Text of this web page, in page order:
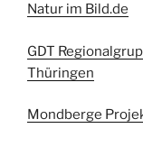
Natur im Bild.de
GDT
Thüringen
Mondberge